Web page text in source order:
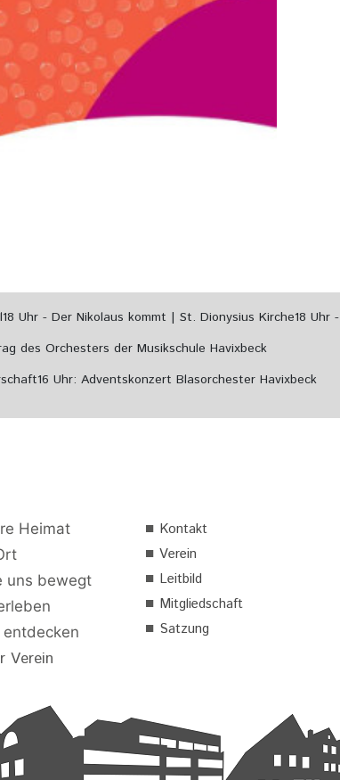
18 Uhr - Der Nikolaus kommt | St. Dionysius Kirche18 Uhr
des Orchesters der Musikschule Havixbeck
16 Uhr: Adventskonzert Blasorchester Havixbeck
Heimat
uns bewegt
entdecken
Verein
■ Kontakt
■ Verein
■ Leitbild
■ Mitgliedschaft
■ Satzung